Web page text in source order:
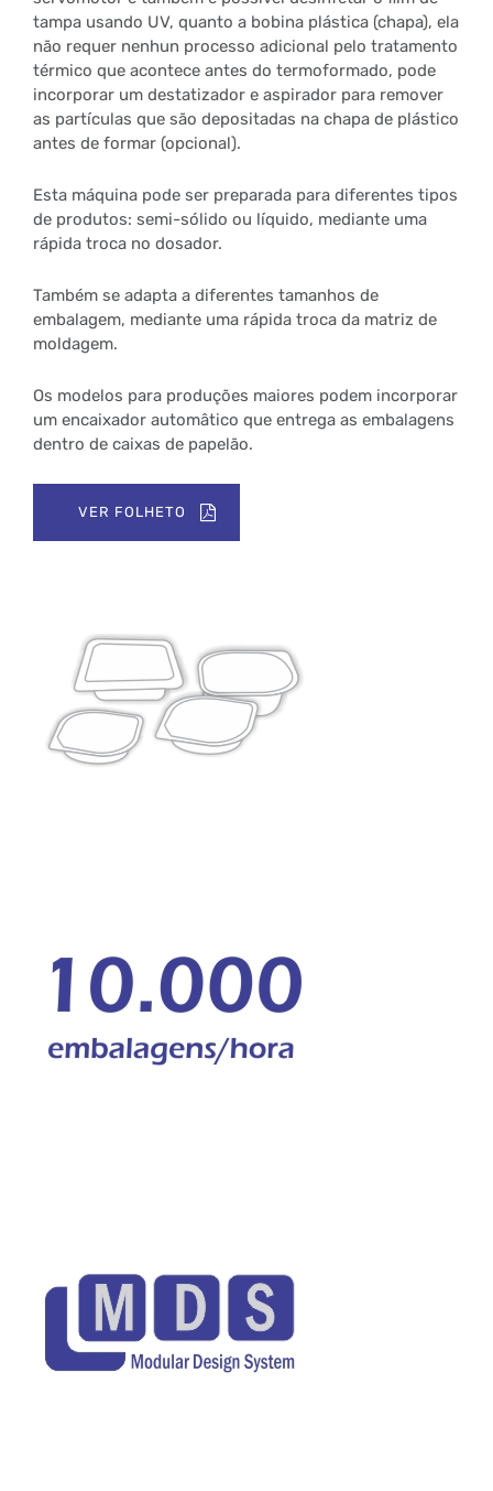
tampa usando UV, quanto a bobina plástica (chapa), ela
não requer nenhun processo adicional pelo tratamento
térmico que acontece antes do termoformado, pode
incorporar um destatizador e aspirador para remover
as partículas que são depositadas na chapa de plástico
antes de formar (opcional).
Esta máquina pode ser preparada para diferentes tipos
de produtos: semi-sólido ou líquido, mediante uma
rápida troca no dosador.
Também se adapta a diferentes tamanhos de
embalagem, mediante uma rápida troca da matriz de
moldagem.
Os modelos para produções maiores podem incorporar
um encaixador automâtico que entrega as embalagens
dentro de caixas de papelão.
VER FOLHETO